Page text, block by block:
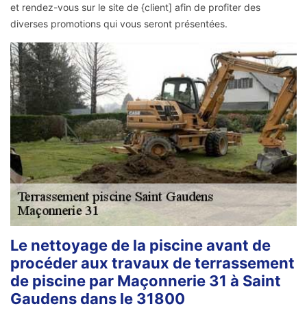
et rendez-vous sur le site de {client] afin de profiter des
diverses promotions qui vous seront présentées.
Le nettoyage de la piscine avant de
procéder aux travaux de terrassement
de piscine par Maçonnerie 31 à Saint
Gaudens dans le 31800